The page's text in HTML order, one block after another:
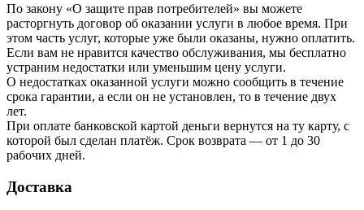
По закону «О защите прав потребителей» вы можете
расторгнуть договор об оказании услуги в любое время. При
этом часть услуг, которые уже были оказаны, нужно оплатить.
Если вам не нравится качество обслуживания, мы бесплатно
устраним недостатки или уменьшим цену услуги.
О недостатках оказанной услуги можно сообщить в течение
срока гарантии, а если он не установлен, то в течение двух
лет.
При оплате банковской картой деньги вернутся на ту карту, с
которой был сделан платёж. Срок возврата — от 1 до 30
рабочих дней.
Доставка